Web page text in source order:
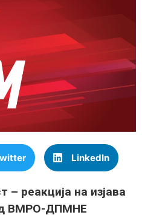
LinkedIn
– реакција на изјава
ВМРО-ДПМНЕ